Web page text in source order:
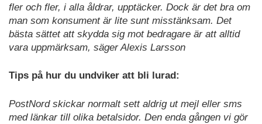
fler och fler, i alla åldrar, upptäcker. Dock är det bra om
man som konsument är lite sunt misstänksam. Det
bästa sättet att skydda sig mot bedragare är att alltid
vara uppmärksam, säger Alexis Larsson
Tips på hur du undviker att bli lurad:
PostNord skickar normalt sett aldrig ut mejl eller sms
med länkar till olika betalsidor. Den enda gången vi gör